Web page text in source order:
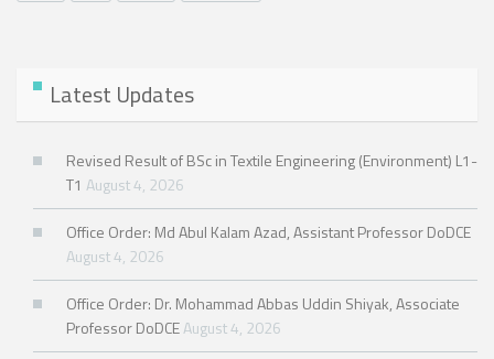
Latest Updates
Revised Result of BSc in Textile Engineering (Environment) L1-
T1 August 4, 2026
Office Order: Md Abul Kalam Azad, Assistant Professor DoDCE
August 4, 2026
Office Order: Dr. Mohammad Abbas Uddin Shiyak, Associate
Professor DoDCEAugust 4, 2026